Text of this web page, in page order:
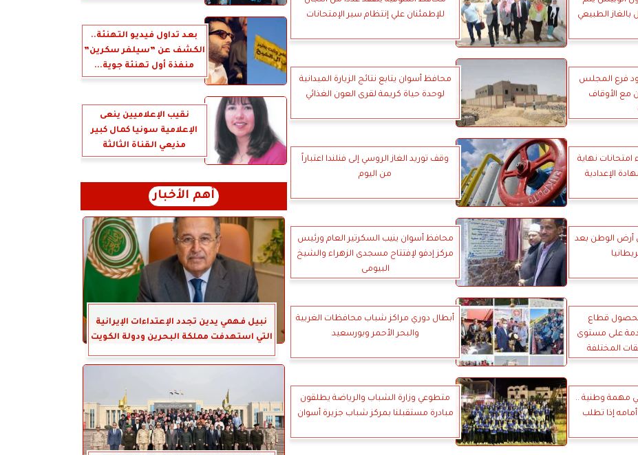
بالغاز الطبيعي
للإطمئنان علي إنتظام سير الإمتحانات
فرع المجلس
مع الأوقاف
محافظ أسوان يتابع نتائج الزيارة الميدانية
لوحدة حياة كريمة لقرى العون الغذائي
امتحانات نهاية
الإعدادية
وقف توريد الغاز الروسي إلى فنلندا اعتباراً
من اليوم
أرض الوطن بعد
محافظ أسوان ينيب السكرتير العام ورئيس
مركز إدفو لإفتتاح مسجدى الزهراء والشيخ
البيومى
قطاع
متقدمة على مستوى
المختلفة
أبطال دوري مراكز شباب محافظات الغربية
والبحر الأحمر وبورسعيد
مهمة وطنية ..
أمامه إذا تطلب
متطوعي وزارة الشباب والرياضة يطلقون
مبادرة مستقبلنا بمركز شباب جزيرة أسوان
بعد تداول فيديو التهنئة..
الكشف عن ”سيلفر سكرين”
منفذة أول تهنئة جوية...
نقيب الإعلاميين ينعى
الإعلامية سونيا كمال كبير
مذيعي القناة الثالثة
أهم الأخبار
نبيل فهمي يدين تجدد الإعتداءات الإيرانية
التي استهدفت مملكة البحرين ودولة الكويت